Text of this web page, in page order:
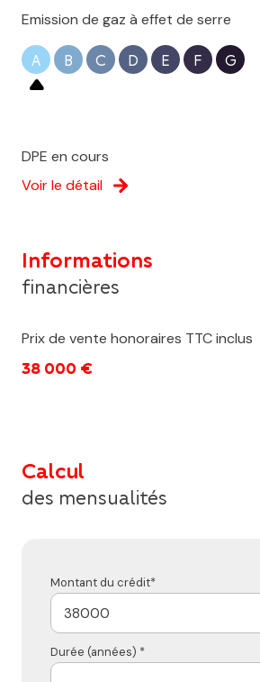
Emission de gaz à effet de serre
A B C D E F G
DPE en cours
Voir le détail
Informations
financières
Prix de vente honoraires TTC inclus
38 000 €
Calcul
des mensualités
Montant du crédit*
Durée (années) *